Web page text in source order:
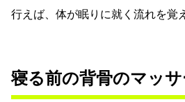
行えば、体が眠りに就く流れを覚
寝る前の背骨のマッ